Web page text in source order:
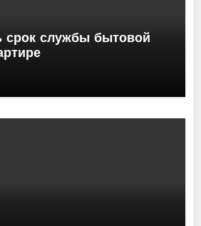
срок службы бытовой